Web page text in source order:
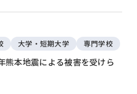
大学・短期大学 専門学校
熊本地震による被害を受けら